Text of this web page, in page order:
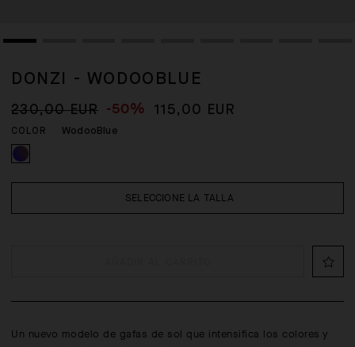
DONZI - WODOOBLUE
230,00 EUR -50% 115,00 EUR
COLOR WodooBlue
SELECCIONE LA TALLA
Un nuevo modelo de gafas de sol que intensifica los colores y